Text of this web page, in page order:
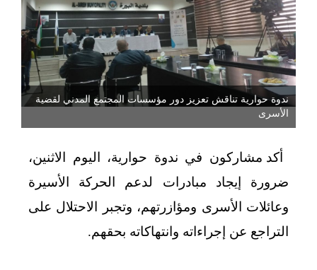
ندوة حوارية تناقش تعزيز دور مؤسسات المجتمع المدني لقضية
الأسرى
أكد مشاركون في ندوة حوارية، اليوم الاثنين،
ضرورة إيجاد مبادرات لدعم الحركة الأسيرة
وعائلات الأسرى ومؤازرتهم، وتجبر الاحتلال على
التراجع عن إجراءاته وانتهاكاته بحقهم.